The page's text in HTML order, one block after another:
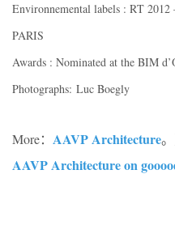
Environnemental labels : RT
PARIS
Awards : Nominated at the BIM
Photographs: Luc Boegly
More： AAVP Architecture
AAVP Architecture on